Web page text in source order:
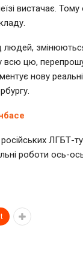
вистачає. Тому
змінюються
всю цю,
нову
ЛГБТ-
роботи ось-